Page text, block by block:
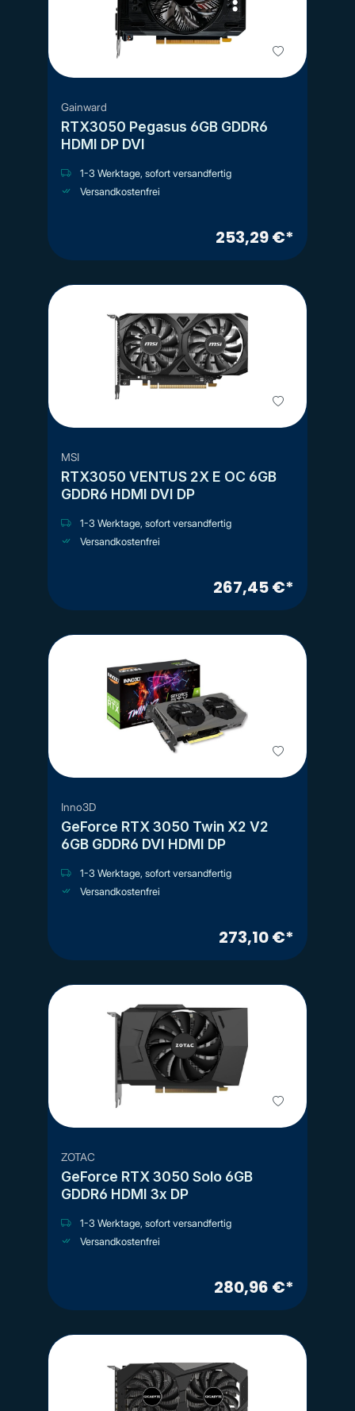
Gainward
RTX3050 Pegasus 6GB GDDR6
HDMI DP DVI
1-3 Werktage, sofort versandfertig
Versandkostenfrei
253,29 €*
MSI
RTX3050 VENTUS 2X E OC 6GB
GDDR6 HDMI DVI DP
1-3 Werktage, sofort versandfertig
Versandkostenfrei
267,45 €*
Inno3D
GeForce RTX 3050 Twin X2 V2
6GB GDDR6 DVI HDMI DP
1-3 Werktage, sofort versandfertig
Versandkostenfrei
273,10 €*
ZOTAC
GeForce RTX 3050 Solo 6GB
GDDR6 HDMI 3x DP
1-3 Werktage, sofort versandfertig
Versandkostenfrei
280,96 €*